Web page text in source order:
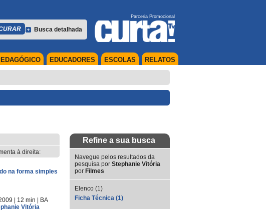
Busca detalhada
Parceria Promocional
RELATOS
ESCOLAS
EDUCADORES
à direita:
na forma simples
2009 | 12 min
BA
Vitória
Refine a sua busca
Navegue pelos resultados da
pesquisa por Stephanie Vitória
por Filmes
Elenco (1)
Ficha Técnica (1)